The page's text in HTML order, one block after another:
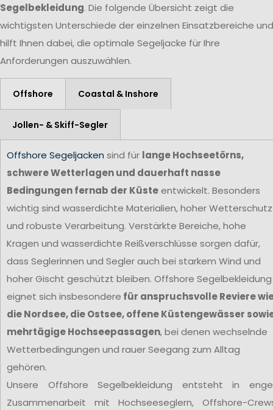
Segelbekleidung. Die folgende Übersicht zeigt die
wichtigsten Unterschiede der einzelnen Einsatzbereiche und
hilft Ihnen dabei, die optimale Segeljacke für Ihre
Anforderungen auszuwählen.
Offshore Coastal & Inshore
Jollen- & Skiff-Segler
Offshore Segeljacken sind für lange Hochseetörns,
schwere Wetterlagen und dauerhaft nasse
Bedingungen fernab der Küsteentwickelt. Besonders
wichtig sind wasserdichte Materialien, hoher Wetterschutz
und robuste Verarbeitung. Verstärkte Bereiche, hohe
Kragen und wasserdichte Reißverschlüsse sorgen dafür,
dass Seglerinnen und Segler auch bei starkem Wind und
hoher Gischt geschützt bleiben. Offshore Segelbekleidung
eignet sich insbesondere für anspruchsvolle Reviere
die Nordsee, die Ostsee, offene Küstengewässer
mehrtägige Hochseepassagen, bei denen wechselnde
Wetterbedingungen und rauer Seegang zum Alltag
gehören.
Unsere Offshore Segelbekleidung entsteht in
Zusammenarbeit mit Hochseeseglern, Offshore-